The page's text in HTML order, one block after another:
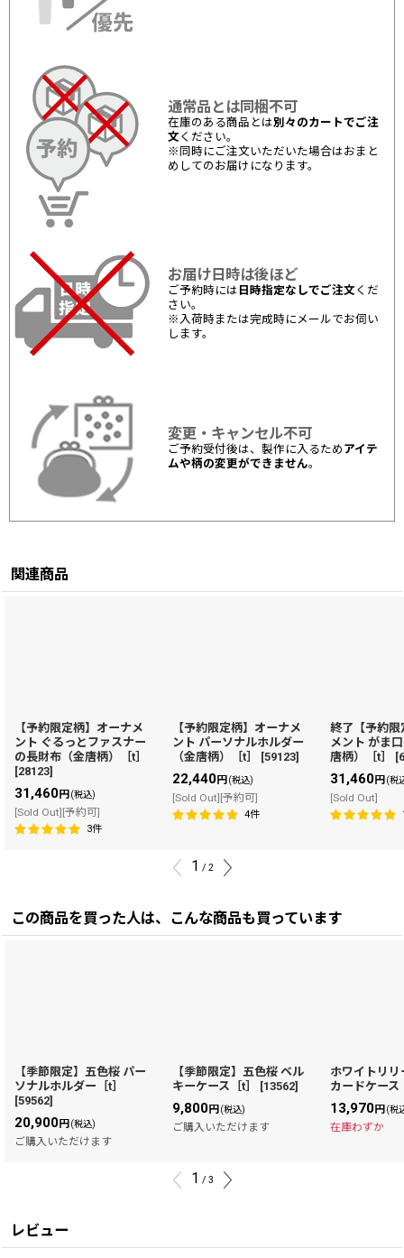
通常品とは同梱不可
在庫のある商品とは別々のカートでご注
文 ください。
※同時にご注文いただいた場合はおまと
めしてのお届けになります。
お届け日時は後ほど
ご予約時には 日時指定なしでご注文 くだ
さい。
※入荷時または完成時にメールでお伺い
します。
変更・キャンセル不可
ご予約受付後は、製作に入るため アイテ
ムや柄の変更ができません。
関連商品
【予約限定柄】オーナメ
ント ぐるっとファスナー
の長財布（金唐柄）［t］
[28123]
31,460円 (税込)
[Sold Out][予約可]
3件
【予約限定柄】オーナメ
ント パーソナルホルダー
（金唐柄）［t］
[59123]
22,440円 (税込)
[Sold Out][予約可]
4件
終了【予約限
メント がま
唐柄）［t］
[
31,460円 (税
[Sold Out]
1 / 2
この商品を買った人は、こんな商品も買っています
【季節限定】五色桜 パー
ソナルホルダー［t］
[59562]
20,900円(税込)
ご購入いただけます
【季節限定】五色桜 ベル
キーケース［t］
[13562]
9,800円(税込)
ご購入いただけます
ホワイトリリ
カードケース
13,970円(税
在庫わずか
1 / 3
レビュー